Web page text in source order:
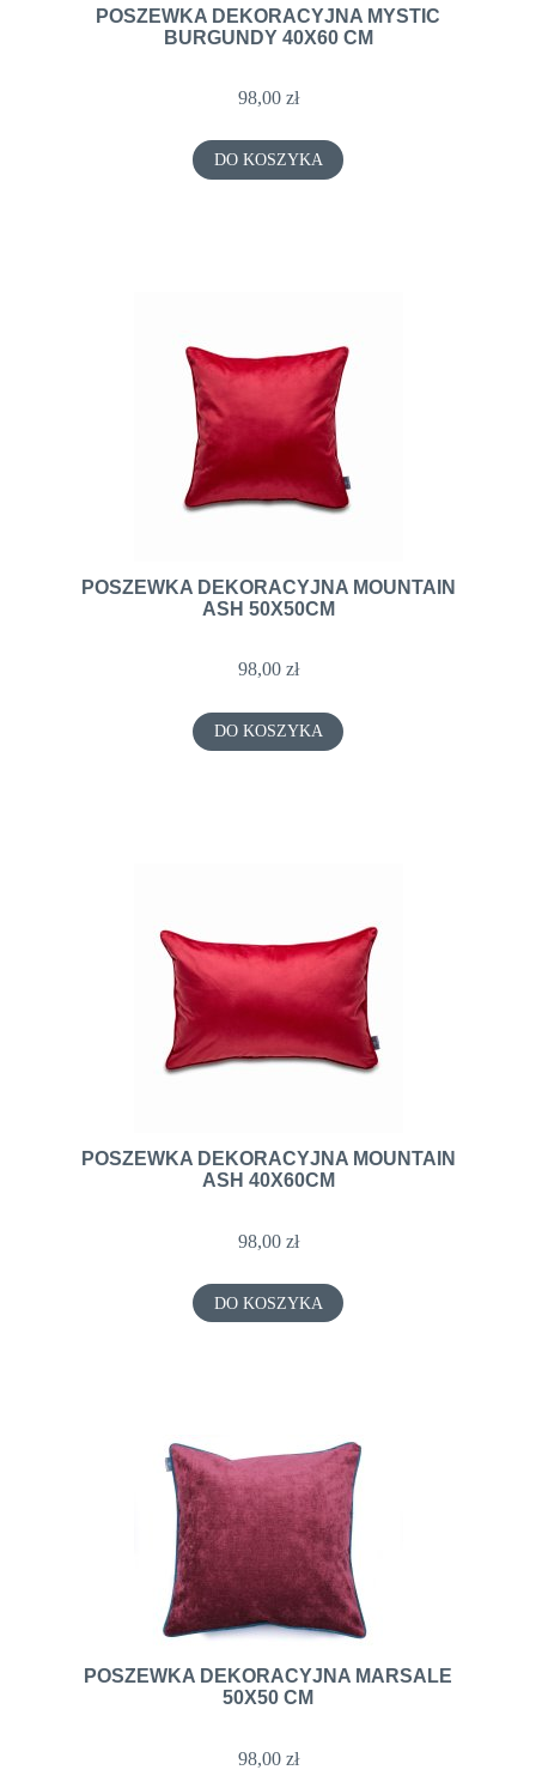
POSZEWKA DEKORACYJNA MYSTIC
BURGUNDY 40X60 CM
98,00 zł
DO KOSZYKA
POSZEWKA DEKORACYJNA MOUNTAIN
ASH 50X50CM
98,00 zł
DO KOSZYKA
POSZEWKA DEKORACYJNA MOUNTAIN
ASH 40X60CM
98,00 zł
DO KOSZYKA
POSZEWKA DEKORACYJNA MARSALE
50X50 CM
98,00 zł